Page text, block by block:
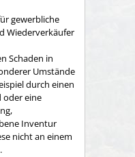
gewerbliche
Wiederverkäufer
Schaden in
Umstände
durch einen
oder eine
Inventur
nicht an einem